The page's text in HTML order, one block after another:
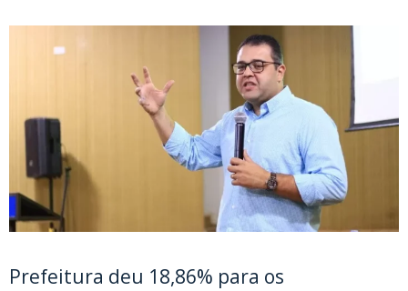
Prefeitura deu 18,86% para os